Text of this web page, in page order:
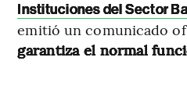
Instituciones del Sector
emitió un comunicado
garantiza el normal